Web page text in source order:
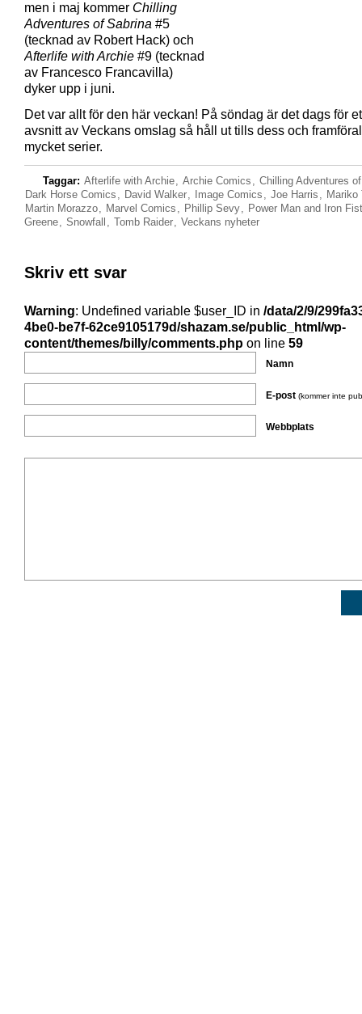
men i maj kommer Chilling
Adventures of Sabrina #5
(tecknad av Robert Hack) och
Afterlife with Archie #9 (tecknad
av Francesco Francavilla)
dyker upp i juni.
Det var allt för den här veckan! På söndag är det dags för
avsnitt av Veckans omslag så håll ut tills dess och
mycket serier.
Taggar: Afterlife with Archie, Archie Comics , Chilling Adventures
Dark Horse Comics , David Walker, Image Comics , Joe Harris , Mariko
Martin Morazzo, Marvel Comics , Phillip Sevy, Power Man and Iron Fist
Greene, Snowfall , Tomb Raider, Veckans nyheter
Skriv ett svar
Warning: Undefined variable $user_ID in /data/2/9/
4be0-be7f-62ce9105179d/shazam.se/public_html/wp-
content/themes/billy/comments.php on line 59
Namn
E-post (kommer inte
Webbplats